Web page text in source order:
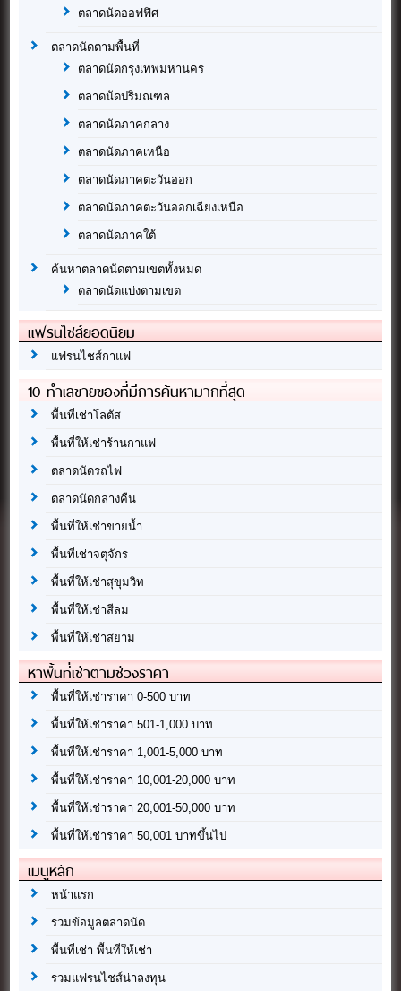
ตลาดนัดออฟฟิศ
ตลาดนัดตามพื้นที่
ตลาดนัดกรุงเทพมหานคร
ตลาดนัดปริมณฑล
ตลาดนัดภาคกลาง
ตลาดนัดภาคเหนือ
ตลาดนัดภาคตะวันออก
ตลาดนัดภาคตะวันออกเฉียงเหนือ
ตลาดนัดภาคใต้
ค้นหาตลาดนัดตามเขตทั้งหมด
ตลาดนัดแบ่งตามเขต
แฟรนไชส์ยอดนิยม
แฟรนไชส์กาแฟ
10 ทำเลขายของที่มีการค้นหามากที่สุด
พื้นที่เช่าโลตัส
พื้นที่ให้เช่าร้านกาแฟ
ตลาดนัดรถไฟ
ตลาดนัดกลางคืน
พื้นที่ให้เช่าขายน้ำ
พื้นที่เช่าจตุจักร
พื้นที่ให้เช่าสุขุมวิท
พื้นที่ให้เช่าสีลม
พื้นที่ให้เช่าสยาม
หาพื้นที่เช่าตามช่วงราคา
พื้นที่ให้เช่าราคา 0-500 บาท
พื้นที่ให้เช่าราคา 501-1,000 บาท
พื้นที่ให้เช่าราคา 1,001-5,000 บาท
พื้นที่ให้เช่าราคา 10,001-20,000 บาท
พื้นที่ให้เช่าราคา 20,001-50,000 บาท
พื้นที่ให้เช่าราคา 50,001 บาทขึ้นไป
เมนูหลัก
หน้าแรก
รวมข้อมูลตลาดนัด
พื้นที่เช่า พื้นที่ให้เช่า
รวมแฟรนไชส์น่าลงทุน